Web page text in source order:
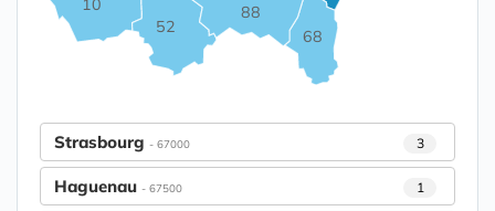
10
52
68
88
Strasbourg - 67000 3
Haguenau - 67500 1